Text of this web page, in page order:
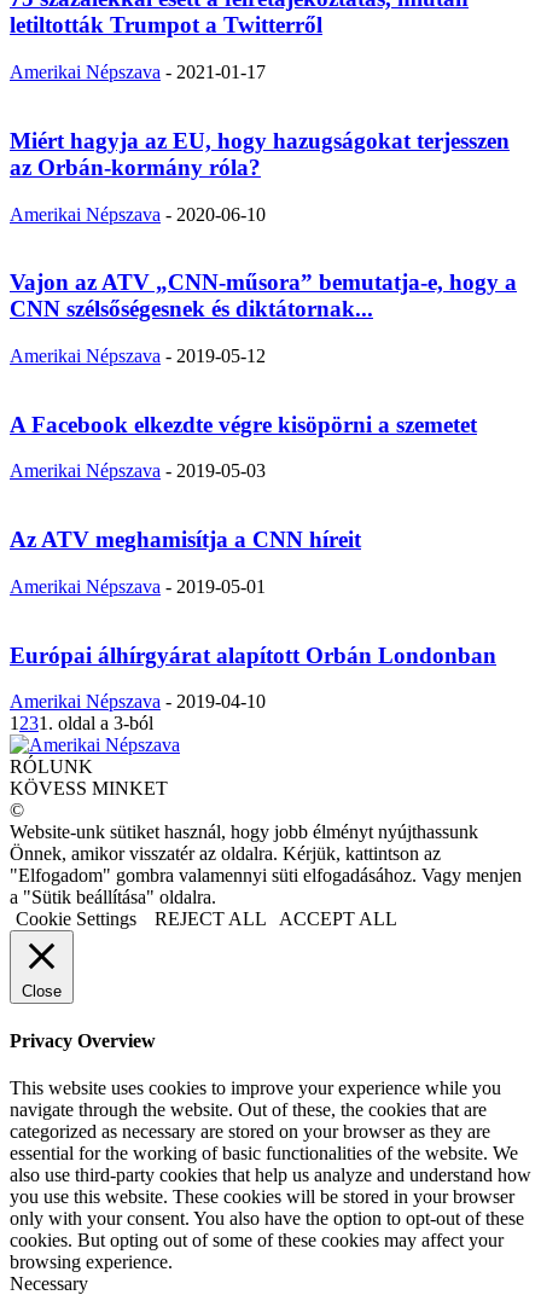
letiltották Trumpot a Twitterről
Amerikai Népszava - 2021-01-17
Miért hagyja az EU, hogy hazugságokat terjesszen
az Orbán-kormány róla?
Amerikai Népszava - 2020-06-10
Vajon az ATV „CNN-műsora” bemutatja-e, hogy a
CNN szélsőségesnek és diktátornak...
Amerikai Népszava - 2019-05-12
A Facebook elkezdte végre kisöpörni a szemetet
Amerikai Népszava - 2019-05-03
Az ATV meghamisítja a CNN híreit
Amerikai Népszava - 2019-05-01
Európai álhírgyárat alapított Orbán Londonban
Amerikai Népszava - 2019-04-10
1 231. oldal a 3-ból
RÓLUNK
KÖVESS MINKET
©
Website-unk sütiket használ, hogy jobb élményt nyújthassunk
Önnek, amikor visszatér az oldalra. Kérjük, kattintson az
"Elfogadom" gombra valamennyi süti elfogadásához. Vagy menjen
a "Sütik beállítása" oldalra.
Cookie Settings
REJECT ALL ACCEPT ALL
Close
Privacy Overview
This website uses cookies to improve your experience while you
navigate through the website. Out of these, the cookies that are
categorized as necessary are stored on your browser as they are
essential for the working of basic functionalities of the website. We
also use third-party cookies that help us analyze and understand how
you use this website. These cookies will be stored in your browser
only with your consent. You also have the option to opt-out of these
cookies. But opting out of some of these cookies may affect your
browsing experience.
Necessary